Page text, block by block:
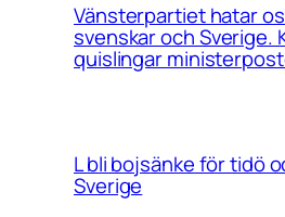
Vänsterpartiet hatar
svenskar och Sverige.
quislingar
L bli bojsänke för tidö
Sverige